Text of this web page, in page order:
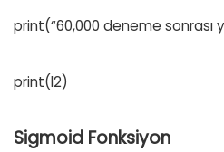
print(“60,000 deneme sonrası
print(l2)
Sigmoid Fonksiyon